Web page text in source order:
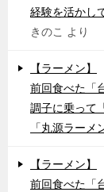
経験を活かし
きのこ
より
【ラーメン】
前回食べた「
調子に乗って
「丸源ラーメ
【ラーメン】
前回食べた「